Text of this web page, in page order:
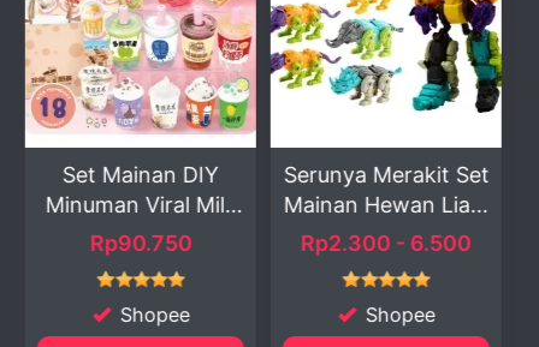
Milk
Serunya Merakit Set
Mainan Hewan Lia...
Rp2.300 - 6.500
Gantungan
Ekspresi Bubu
Rp13.999